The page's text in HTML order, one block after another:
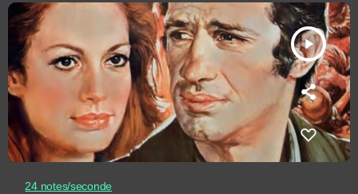
play_arrow
24 notes/seconde